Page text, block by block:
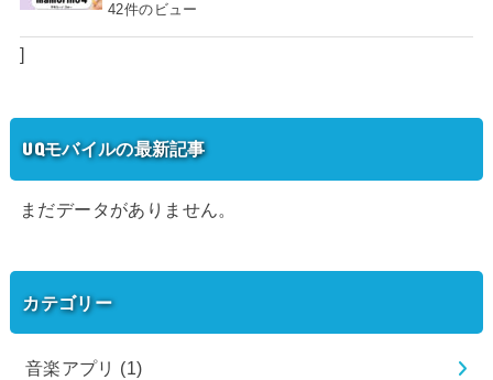
42件のビュー
]
UQモバイルの最新記事
まだデータがありません。
カテゴリー
音楽アプリ (1)